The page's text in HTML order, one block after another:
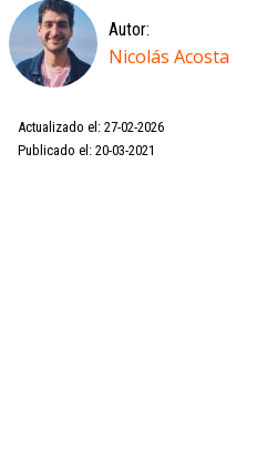
Autor:
Nicolás Acosta
Actualizado el: 27-02-2026
Publicado el: 20-03-2021